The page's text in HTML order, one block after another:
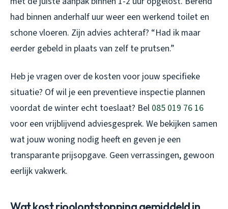
had binnen anderhalf uur weer een werkend toilet en
schone vloeren. Zijn advies achteraf? “Had ik maar
eerder gebeld in plaats van zelf te prutsen.”
Heb je vragen over de kosten voor jouw specifieke
situatie? Of wil je een preventieve inspectie plannen
voordat de winter echt toeslaat? Bel 085 019 76 16
voor een vrijblijvend adviesgesprek. We bekijken samen
wat jouw woning nodig heeft en geven je een
transparante prijsopgave. Geen verrassingen, gewoon
eerlijk vakwerk.